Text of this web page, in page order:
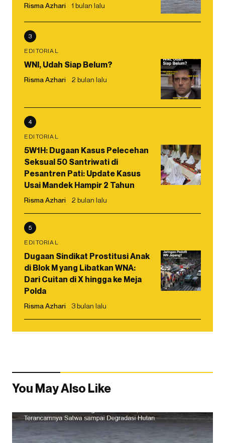
Risma Azhari 1 bulan lalu
3
EDITORIAL
WNI, Udah Siap Belum?
Risma Azhari 2 bulan lalu
4
EDITORIAL
5W1H: Dugaan Kasus Pelecehan
Seksual 50 Santriwati di
Pesantren Pati: Update Kasus
Usai Mandek Hampir 2 Tahun
Risma Azhari 2 bulan lalu
5
EDITORIAL
Dugaan Sindikat Prostitusi Anak
di Blok M yang Libatkan WNA:
Dari Cuitan di X hingga ke Meja
Polda
Risma Azhari 3 bulan lalu
You May Also Like